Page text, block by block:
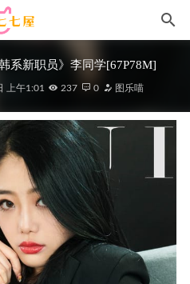
系新职员》李同学[67P78M]
上午1:01 237 0 图乐喵
2023-03-08
奶芙乔乔 [81P 994.28